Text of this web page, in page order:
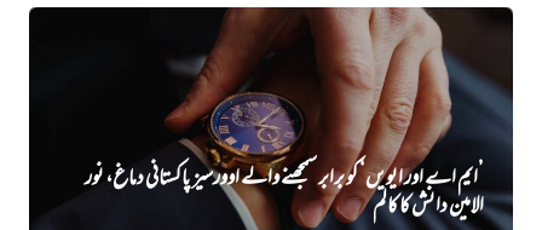
’ایم اے اور ایویں‌‘ کو برابر سمجھنے والے اوورسیز پاکستانی دماغ، نور
الامین دانش کا کالم